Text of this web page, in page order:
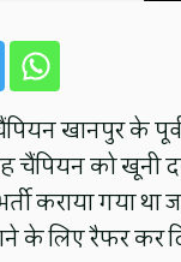
चैंपियन खानपुर के
चैंपियन को खूनी
कराया गया था
के लिए रैफर कर